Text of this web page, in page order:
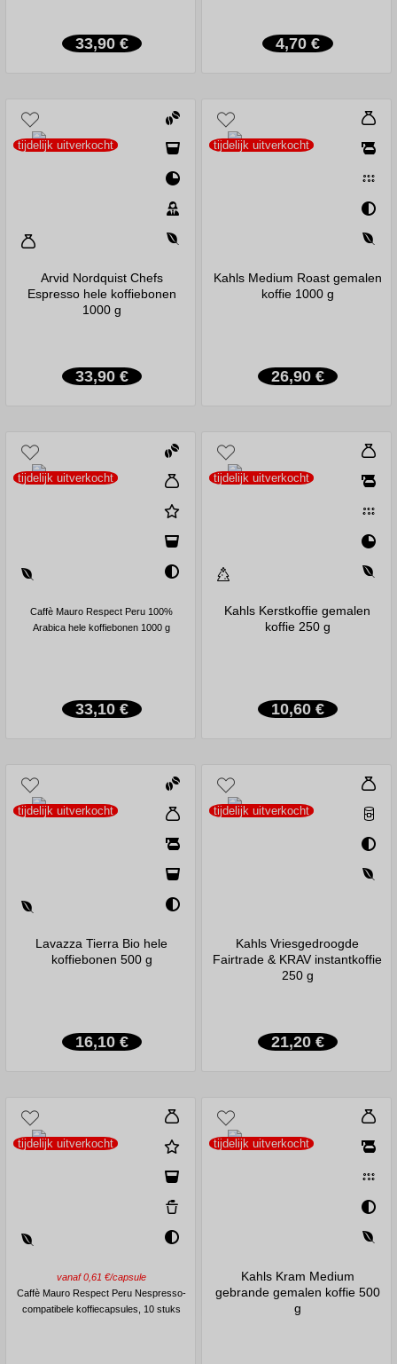
33,90 € 4,70 €
tijdelijk uitverkocht
Arvid Nordquist Chefs
Espresso hele koffiebonen
1000 g
33,90 €
tijdelijk uitverkocht
Kahls Medium Roast gemalen
koffie 1000 g
26,90 €
tijdelijk uitverkocht
Caffè Mauro Respect Peru 100%
Arabica hele koffiebonen 1000 g
33,10 €
tijdelijk uitverkocht
Kahls Kerstkoffie gemalen
koffie 250 g
10,60 €
tijdelijk uitverkocht
Lavazza Tierra Bio hele
koffiebonen 500 g
16,10 €
tijdelijk uitverkocht
Kahls Vriesgedroogde
Fairtrade & KRAV instantkoffie
250 g
21,20 €
tijdelijk uitverkocht
vanaf 0,61 €/capsule
Caffè Mauro Respect Peru Nespresso-
compatibele koffiecapsules, 10 stuks
tijdelijk uitverkocht
Kahls Kram Medium
gebrande gemalen koffie 500
g